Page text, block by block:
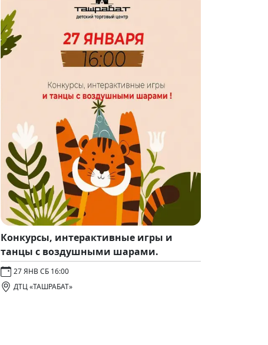
Конкурсы, интерактивные игры и
танцы с воздушными шарами.
27 ЯНВ СБ 16:00
ДТЦ «ТАШРАБАТ»